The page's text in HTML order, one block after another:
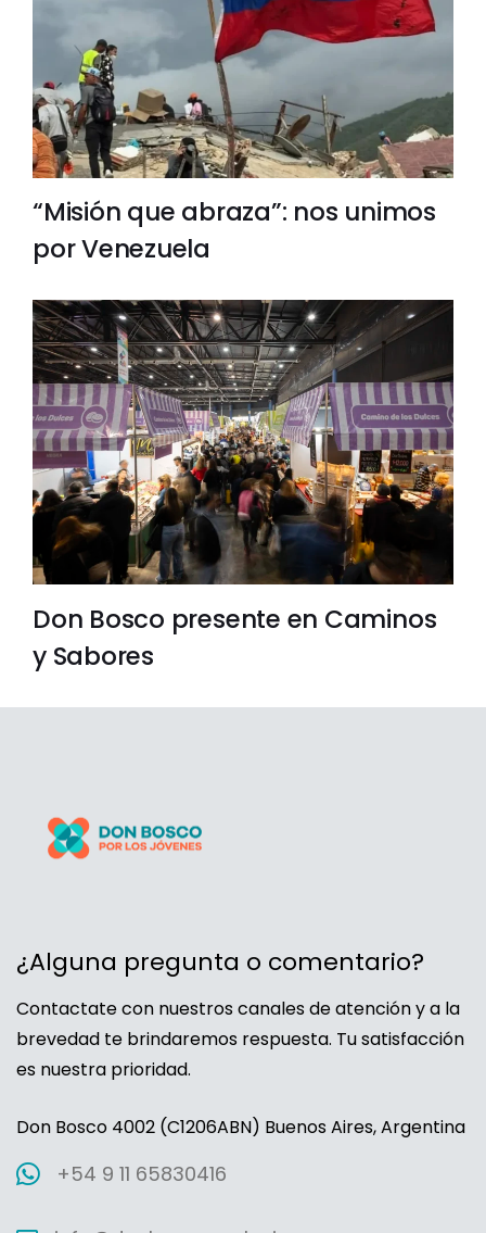
“Misión que abraza”: nos unimos
por Venezuela
Don Bosco presente en Caminos
y Sabores
¿Alguna pregunta o comentario?
Contactate con nuestros canales de atención y a la
brevedad te brindaremos respuesta. Tu satisfacción
es nuestra prioridad.
Don Bosco 4002 (C1206ABN) Buenos Aires, Argentina
+54 9 11 65830416